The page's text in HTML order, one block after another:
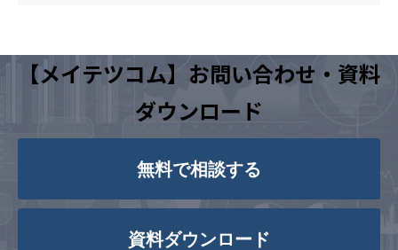
【メイテツコム】お問い合わせ・資料
ダウンロード
無料で相談する
資料ダウンロード